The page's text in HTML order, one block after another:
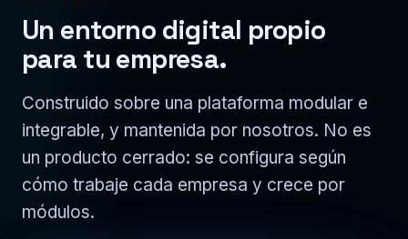
Un entorno digital propio
para tu empresa.
Construido sobre una plataforma modular e
integrable, y mantenida por nosotros. No es
un producto cerrado: se configura según
cómo trabaje cada empresa y crece por
módulos.